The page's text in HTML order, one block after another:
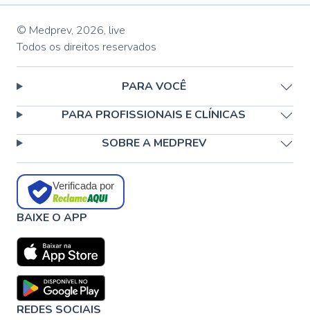
© Medprev, 2026, live
Todos os direitos reservados
PARA VOCÊ
PARA PROFISSIONAIS E CLÍNICAS
SOBRE A MEDPREV
Verificada por
BAIXE O APP
REDES SOCIAIS